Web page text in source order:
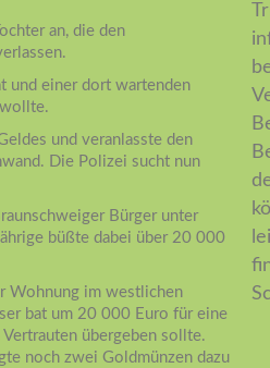
an, die den
und einer dort wartenden
und veranlasste den
Die Polizei sucht nun
Bürger unter
büßte dabei über 20 000
Wohnung im westlichen
bat um 20 000 Euro für eine
übergeben sollte.
noch zwei Goldmünzen dazu